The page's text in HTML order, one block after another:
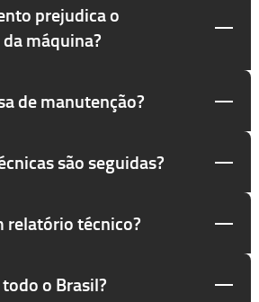
prejudica o
máquina?
de manutenção?
são seguidas?
relatório técnico?
o Brasil?